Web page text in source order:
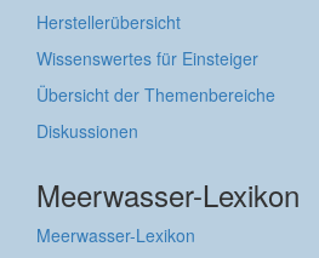
Herstellerübersicht
Wissenswertes für Einsteiger
Übersicht der Themenbereiche
Diskussionen
Meerwasser-Lexikon
Meerwasser-Lexikon